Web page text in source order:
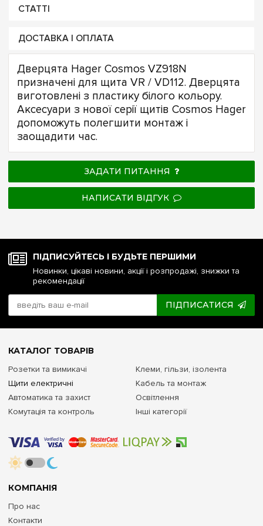
СТАТТІ
ДОСТАВКА І ОПЛАТА
Дверцята Hager Cosmos VZ918N
призначені для щита VR / VD112. Дверцята
виготовлені з пластику білого кольору.
Аксесуари з нової серії щитів Cosmos Hager
допоможуть полегшити монтаж і
заощадити час.
ЗАДАТИ ПИТАННЯ
НАПИСАТИ ВІДГУК
ПІДПИСУЙТЕСЬ І БУДЬТЕ ПЕРШИМИ
Новинки, цікаві новини, акції і розпродажі, знижки та
рекомендації
ПІДПИСАТИСЯ
КОМПАНІЯ
Про нас
Контакти
КАТАЛОГ ТОВАРІВ
Розетки та вимикачі
Щити електричні
Автоматика та захист
Комутація та контроль
Клеми, гільзи, ізолента
Кабель та монтаж
Освітлення
Інші категорії